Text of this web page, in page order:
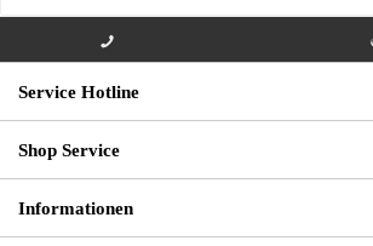
000
Service Hotline
Shop Service
Informationen